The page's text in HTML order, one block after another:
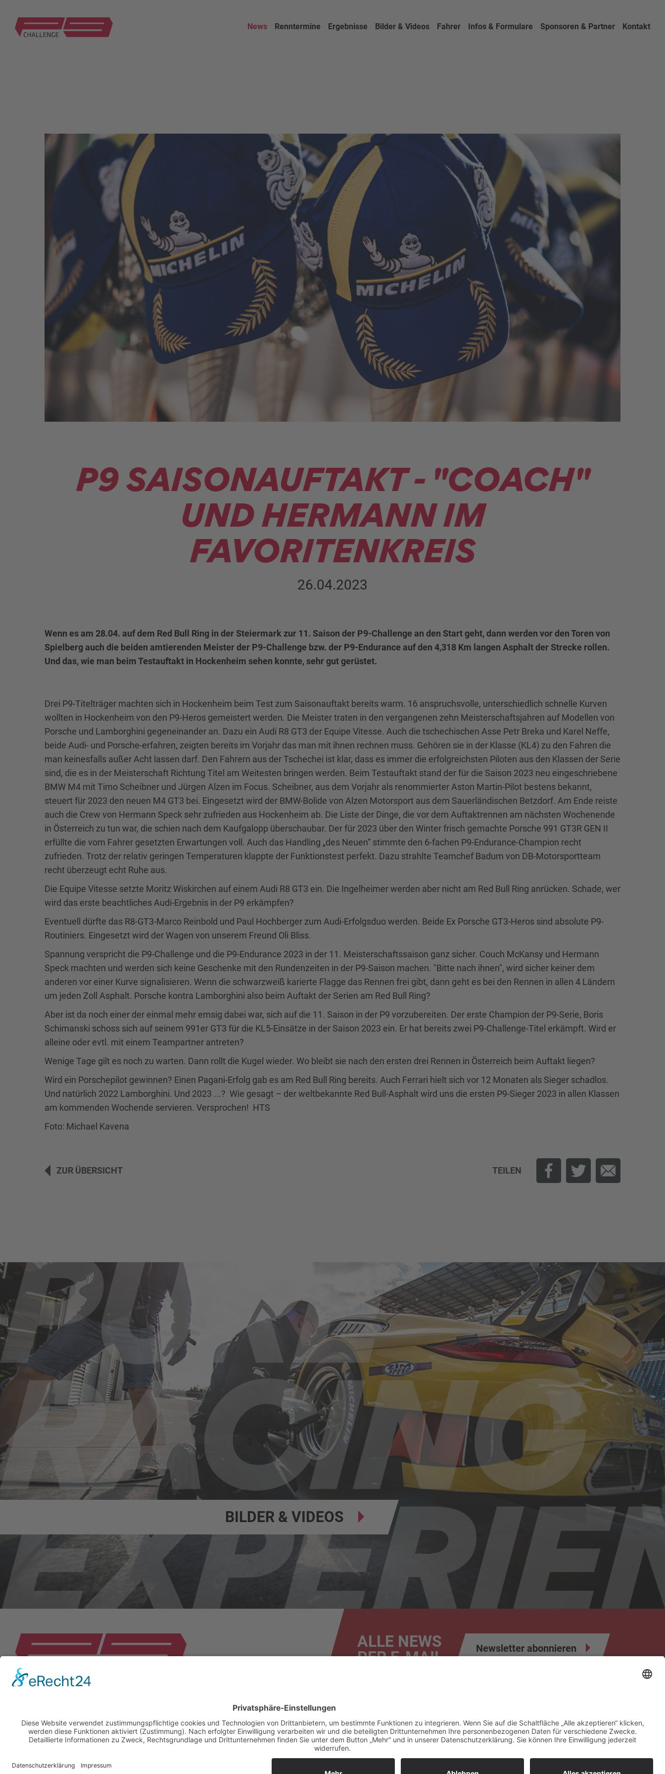
News Renntermine Ergebnisse Bilder & Videos Fahrer Infos & Formulare Sponsoren & Partner Kontakt
P9 SAISONAUFTAKT - "COACH"
UND HERMANN IM
FAVORITENKREIS
26.04.2023
Wenn es am 28.04. auf dem Red Bull Ring in der Steiermark zur 11. Saison der P9-Challenge an den Start geht, dann werden vor den Toren von
Spielberg auch die beiden amtierenden Meister der P9-Challenge bzw. der P9-Endurance auf den 4,318 Km langen Asphalt der Strecke rollen.
Und das, wie man beim Testauftakt in Hockenheim sehen konnte, sehr gut gerüstet.
Drei P9-Titelträger machten sich in Hockenheim beim Test zum Saisonauftakt bereits warm. 16 anspruchsvolle, unterschiedlich schnelle Kurven
wollten in Hockenheim von den P9-Heros gemeistert werden. Die Meister traten in den vergangenen zehn Meisterschaftsjahren auf Modellen von
Porsche und Lamborghini gegeneinander an. Dazu ein Audi R8 GT3 der Equipe Vitesse. Auch die tschechischen Asse Petr Breka und Karel Neffe,
beide Audi- und Porsche-erfahren, zeigten bereits im Vorjahr das man mit ihnen rechnen muss. Gehören sie in der Klasse (KL4) zu den Fahren die
man keinesfalls außer Acht lassen darf. Den Fahrern aus der Tschechei ist klar, dass es immer die erfolgreichsten Piloten aus den Klassen der Serie
sind, die es in der Meisterschaft Richtung Titel am Weitesten bringen werden. Beim Testauftakt stand der für die Saison 2023 neu eingeschriebene
BMW M4 mit Timo Scheibner und Jürgen Alzen im Focus. Scheibner, aus dem Vorjahr als renommierter Aston Martin-Pilot bestens bekannt,
steuert für 2023 den neuen M4 GT3 bei. Eingesetzt wird der BMW-Bolide von Alzen Motorsport aus dem Sauerländischen Betzdorf. Am Ende reiste
auch die Crew von Hermann Speck sehr zufrieden aus Hockenheim ab. Die Liste der Dinge, die vor dem Auftaktrennen am nächsten Wochenende
in Österreich zu tun war, die schien nach dem Kaufgalopp überschaubar. Der für 2023 über den Winter frisch gemachte Porsche 991 GT3R GEN II
erfüllte die vom Fahrer gesetzten Erwartungen voll. Auch das Handling „des Neuen“ stimmte den 6-fachen P9-Endurance-Champion recht
zufrieden. Trotz der relativ geringen Temperaturen klappte der Funktionstest perfekt. Dazu strahlte Teamchef Badum von DB-Motorsportteam
recht überzeugt echt Ruhe aus.
Die Equipe Vitesse setzte Moritz Wiskirchen auf einem Audi R8 GT3 ein. Die Ingelheimer werden aber nicht am Red Bull Ring anrücken. Schade, wer
wird das erste beachtliches Audi-Ergebnis in der P9 erkämpfen?
Eventuell dürfte das R8-GT3-Marco Reinbold und Paul Hochberger zum Audi-Erfolgsduo werden. Beide Ex Porsche GT3-Heros sind absolute P9-
Routiniers. Eingesetzt wird der Wagen von unserem Freund Oli Bliss.
Spannung verspricht die P9-Challenge und die P9-Endurance 2023 in der 11. Meisterschaftssaison ganz sicher. Couch McKansy und Hermann
Speck machten und werden sich keine Geschenke mit den Rundenzeiten in der P9-Saison machen. "Bitte nach ihnen", wird sicher keiner dem
anderen vor einer Kurve signalisieren. Wenn die schwarzweiß karierte Flagge das Rennen frei gibt, dann geht es bei den Rennen in allen 4 Ländern
um jeden Zoll Asphalt. Porsche kontra Lamborghini also beim Auftakt der Serien am Red Bull Ring?
Aber ist da noch einer der einmal mehr emsig dabei war, sich auf die 11. Saison in der P9 vorzubereiten. Der erste Champion der P9-Serie, Boris
Schimanski schoss sich auf seinem 991er GT3 für die KL5-Einsätze in der Saison 2023 ein. Er hat bereits zwei P9-Challenge-Titel erkämpft. Wird er
alleine oder evtl. mit einem Teampartner antreten?
Wenige Tage gilt es noch zu warten. Dann rollt die Kugel wieder. Wo bleibt sie nach den ersten drei Rennen in Österreich beim Auftakt liegen?
Wird ein Porschepilot gewinnen? Einen Pagani-Erfolg gab es am Red Bull Ring bereits. Auch Ferrari hielt sich vor 12 Monaten als Sieger schadlos.
Und natürlich 2022 Lamborghini. Und 2023 ...? Wie gesagt – der weltbekannte Red Bull-Asphalt wird uns die ersten P9-Sieger 2023 in allen Klassen
am kommenden Wochende servieren. Versprochen! HTS
Foto: Michael Kavena
ZUR ÜBERSICHT TEILEN
BILDER & VIDEOS
ALLE NEWS
PER E-MAIL
Newsletter abonnieren
News Renntermine Ergebnisse Bilder & Videos Fahrer Infos & Formulare Sponsoren & Partner Kontakt
© 2026 P9 Challenge / fischer sportpromotion GmbH Impressum Datenschutz